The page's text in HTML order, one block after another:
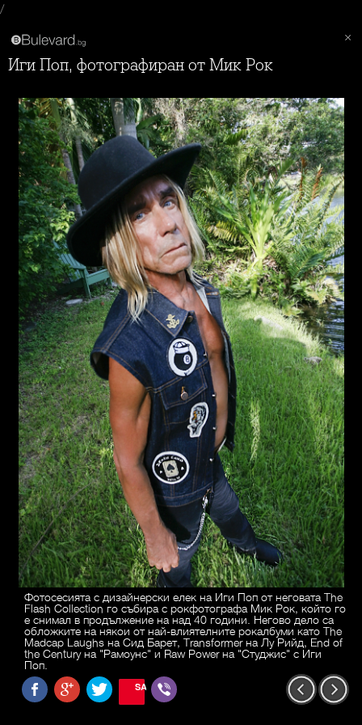
/
Иги Поп, фотографиран от Мик Рок
Фотосесията с дизайнерски елек на Иги Поп от неговата The
Flash Collection го събира с рокфотографа Мик Рок, който го
е снимал в продължение на над 40 години. Негово дело са
обложките на някои от най-влиятелните рокалбуми като The
Madcap Laughs на Сид Барет, Transformer на Лу Рийд, End of
the Century на "Рамоунс" и Raw Power на "Студжис" с Иги
Поп.
SAVE